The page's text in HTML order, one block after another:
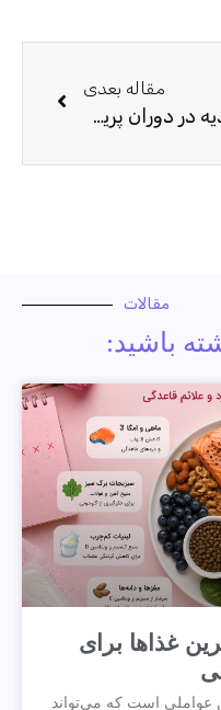
مقاله بعدی
تغذیه در دوران پریود؛ بهترین غذاها برای کاهش درد و علائم قاعدگی
مقالات
باشید:
غذاها برای
عواملی است که می‌تواند